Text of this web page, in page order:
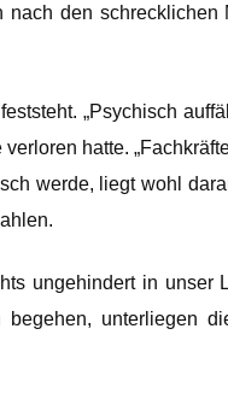
den
„Psychisch
hatte.
werde, liegt wohl
ungehindert in
unterliegen